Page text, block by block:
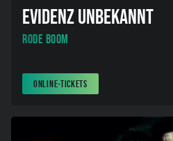
EVIDENZ UNBEKANNT
Rode Boom
ONLINE-TICKETS